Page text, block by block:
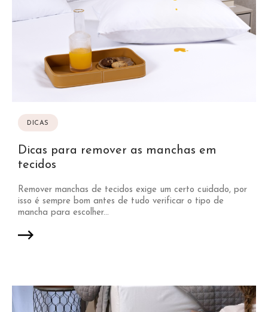
DICAS
Dicas para remover as manchas em
tecidos
Remover manchas de tecidos exige um certo cuidado, por
isso é sempre bom antes de tudo verificar o tipo de
mancha para escolher...